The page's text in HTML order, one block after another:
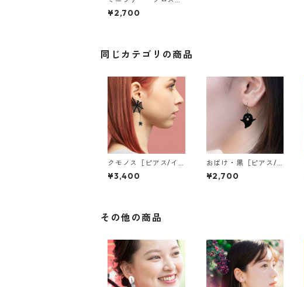
ブルー［ピアス］
¥2,700
同じカテゴリの商品
クモノス［ピアス/イ
ヤリング］
¥3,400
おばけ・黒［ピアス/
イヤリング］
¥2,700
その他の商品